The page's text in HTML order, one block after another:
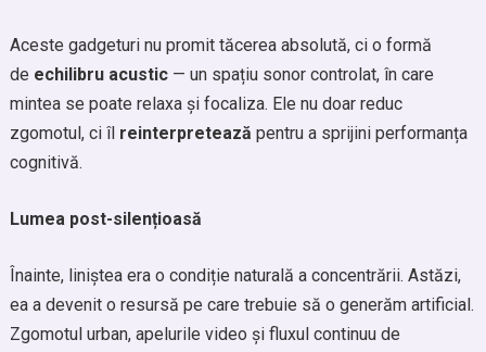
Aceste gadgeturi nu promit tăcerea absolută, ci o formă
de echilibru acustic— un spațiu sonor controlat, în care
mintea se poate relaxa și focaliza. Ele nu doar reduc
zgomotul, ci îl reinterpretează pentru a sprijini performanța
cognitivă.
Lumea post-silențioasă
Înainte, liniștea era o condiție naturală a concentrării. Astăzi,
ea a devenit o resursă pe care trebuie să o generăm artificial.
Zgomotul urban, apelurile video și fluxul continuu de